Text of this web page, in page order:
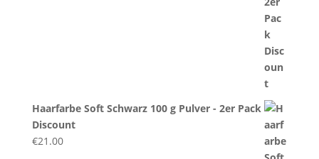
Haarfarbe Soft Schwarz 100 g Pulver - 2er Pack
Discount
€21.00